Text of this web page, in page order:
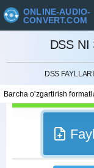
ONLINE-AUDIO-
CONVERT.COM
DSS NI
DSS
Barcha o'zgartirish